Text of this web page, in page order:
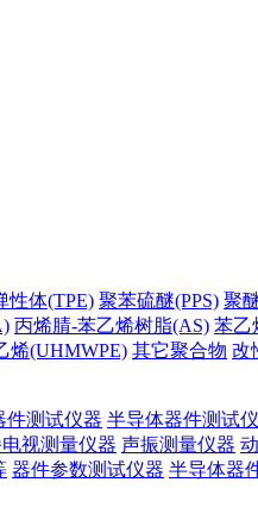
性体(TPE) 聚苯硫醚(PPS) 聚
丙烯腈-苯乙烯树脂(AS) 苯乙
烯(UHMWPE) 其它聚合物 改
件测试仪器 半导体器件测试
电视测量仪器 声振测量仪器
器件参数测试仪器 半导体器